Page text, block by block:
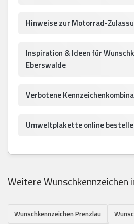
Hinweise zur Motorrad-
Inspiration & Ideen für
Eberswalde
Verbotene
Umweltplakette online
Weitere Wunschkennzeichen
Wunschkennzeichen Prenzlau